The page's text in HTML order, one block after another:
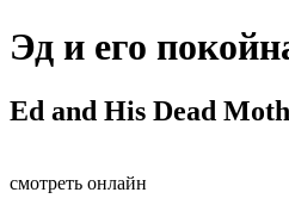
Эд и его
Ed and His Dead
смотреть онлайн